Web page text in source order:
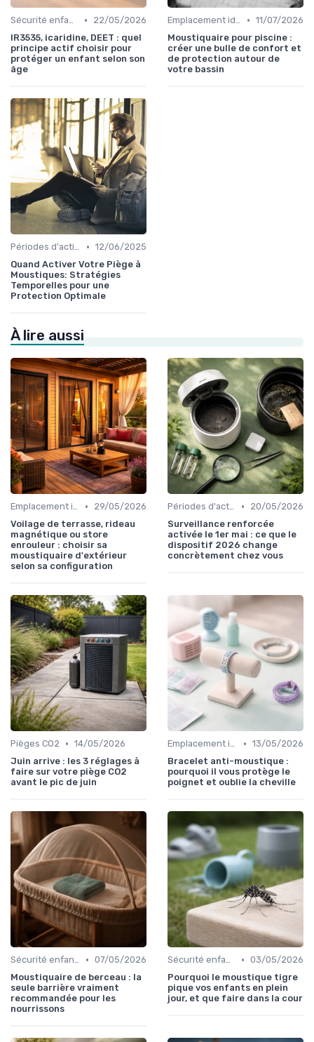
Sécurité enfants et animaux •
22/05/2026
IR3535, icaridine, DEET : quel
principe actif choisir pour
protéger un enfant selon son
âge
Emplacement idéal • 11/07/2026
Moustiquaire pour piscine :
créer une bulle de confort et
de protection autour de
votre bassin
Périodes d'activation • 12/06/2025
Quand Activer Votre Piège à
Moustiques: Stratégies
Temporelles pour une
Protection Optimale
À lire aussi
Emplacement idéal •
29/05/2026
Voilage de terrasse, rideau
magnétique ou store
enrouleur : choisir sa
moustiquaire d'extérieur
selon sa configuration
Périodes d'activation •
20/05/2026
Surveillance renforcée
activée le 1er mai : ce que le
dispositif 2026 change
concrètement chez vous
Pièges CO2 • 14/05/2026
Juin arrive : les 3 réglages à
faire sur votre piège CO2
avant le pic de juin
Emplacement idéal • 13/05/2026
Bracelet anti-moustique :
pourquoi il vous protège le
poignet et oublie la cheville
Sécurité enfants et animaux • 07/05/2026
Moustiquaire de berceau : la
seule barrière vraiment
recommandée pour les
nourrissons
Sécurité enfants et animaux • 03/05/2026
Pourquoi le moustique tigre
pique vos enfants en plein
jour, et que faire dans la cour